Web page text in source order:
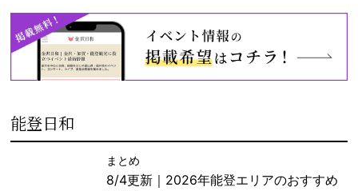
能登日和
まとめ
8/4更新｜2026年能登エリアのおすすめ